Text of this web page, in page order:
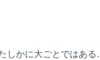
しかに大ごとではあ